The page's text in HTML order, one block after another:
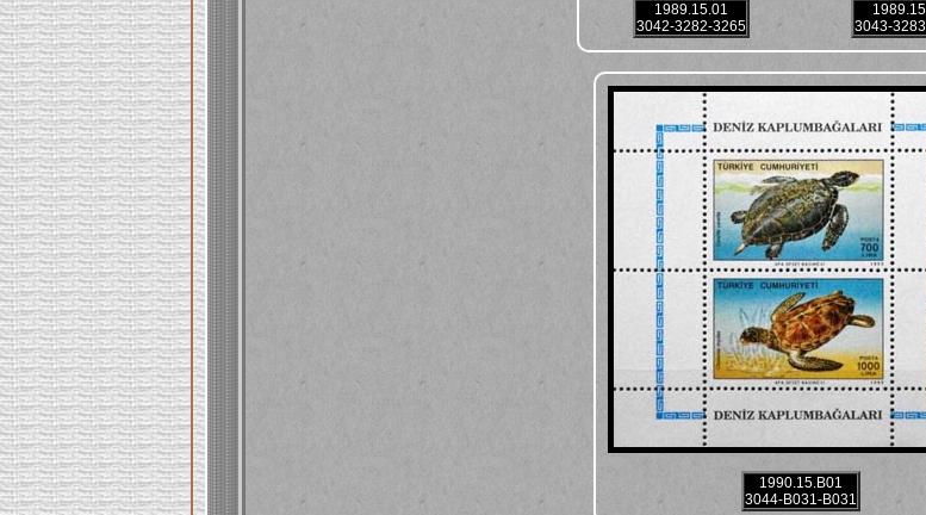
1989.15.01
3042-3282-3265
3043-
1990.15.B01
3044-B031-B031